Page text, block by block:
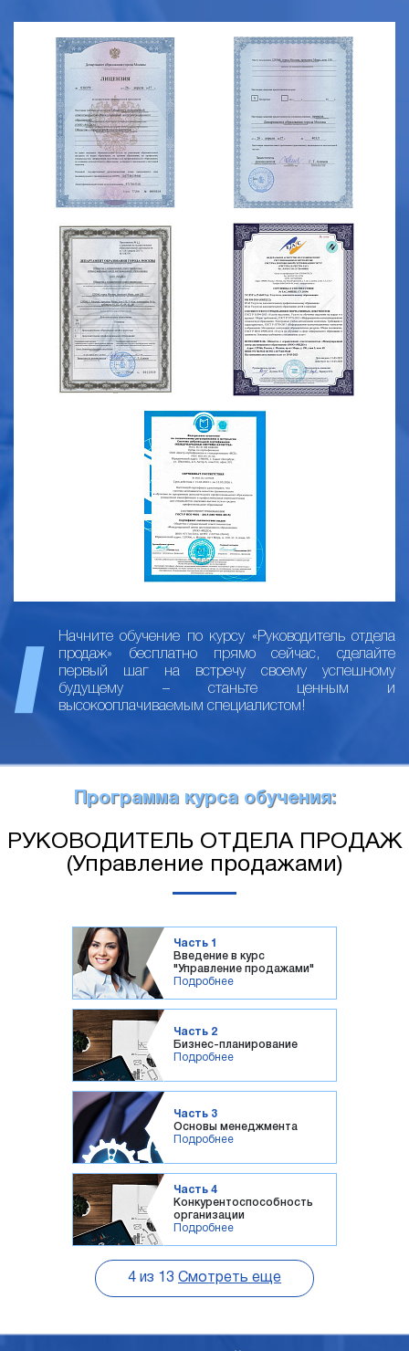
Начните обучение по курсу «Руководитель отдела
продаж» бесплатно прямо сейчас, сделайте
первый шаг на встречу своему успешному
будущему – станьте ценным и
высокооплачиваемым специалистом!
Программа курса обучения:
РУКОВОДИТЕЛЬ ОТДЕЛА ПРОДАЖ
(Управление продажами)
Часть 1
Введение в курс
"Управление продажами"
Подробнее
Часть 2
Бизнес-планирование
Подробнее
Часть 3
Основы менеджмента
Подробнее
Часть 4
Конкурентоспособность
организации
Подробнее
4 из 13 Смотреть еще